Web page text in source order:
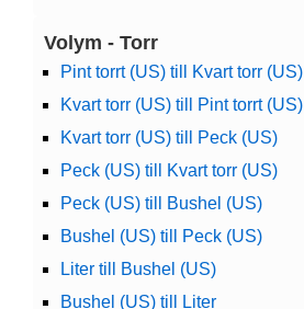
Volym - Torr
Pint torrt (US) till Kvart torr (US)
Kvart torr (US) till Pint torrt (US)
Kvart torr (US) till Peck (US)
Peck (US) till Kvart torr (US)
Peck (US) till Bushel (US)
Bushel (US) till Peck (US)
Liter till Bushel (US)
Bushel (US) till Liter